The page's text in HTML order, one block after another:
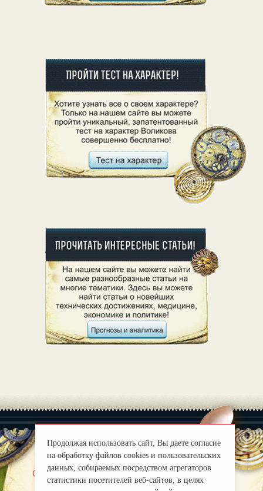
О нас |
Правила
mirprognoz@mail.ru
Продолжая использовать сайт, Вы даете согласие
на обработку файлов cookies и пользовательских
данных, собираемых посредством агрегаторов
статистики посетителей веб-сайтов, в целях